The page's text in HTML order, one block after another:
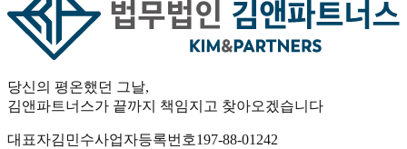
당신의 평온했던 그날,
김앤파트너스가 끝까지 책임지고 찾아오겠습니다
대표자김민수사업자등록번호197-88-01242